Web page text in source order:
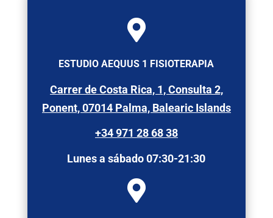

ESTUDIO AEQUUS 1 FISIOTERAPIA
Carrer de Costa Rica, 1, Consulta 2,
Ponent, 07014 Palma, Balearic Islands
+34 971 28 68 38
Lunes a sábado 07:30-21:30
